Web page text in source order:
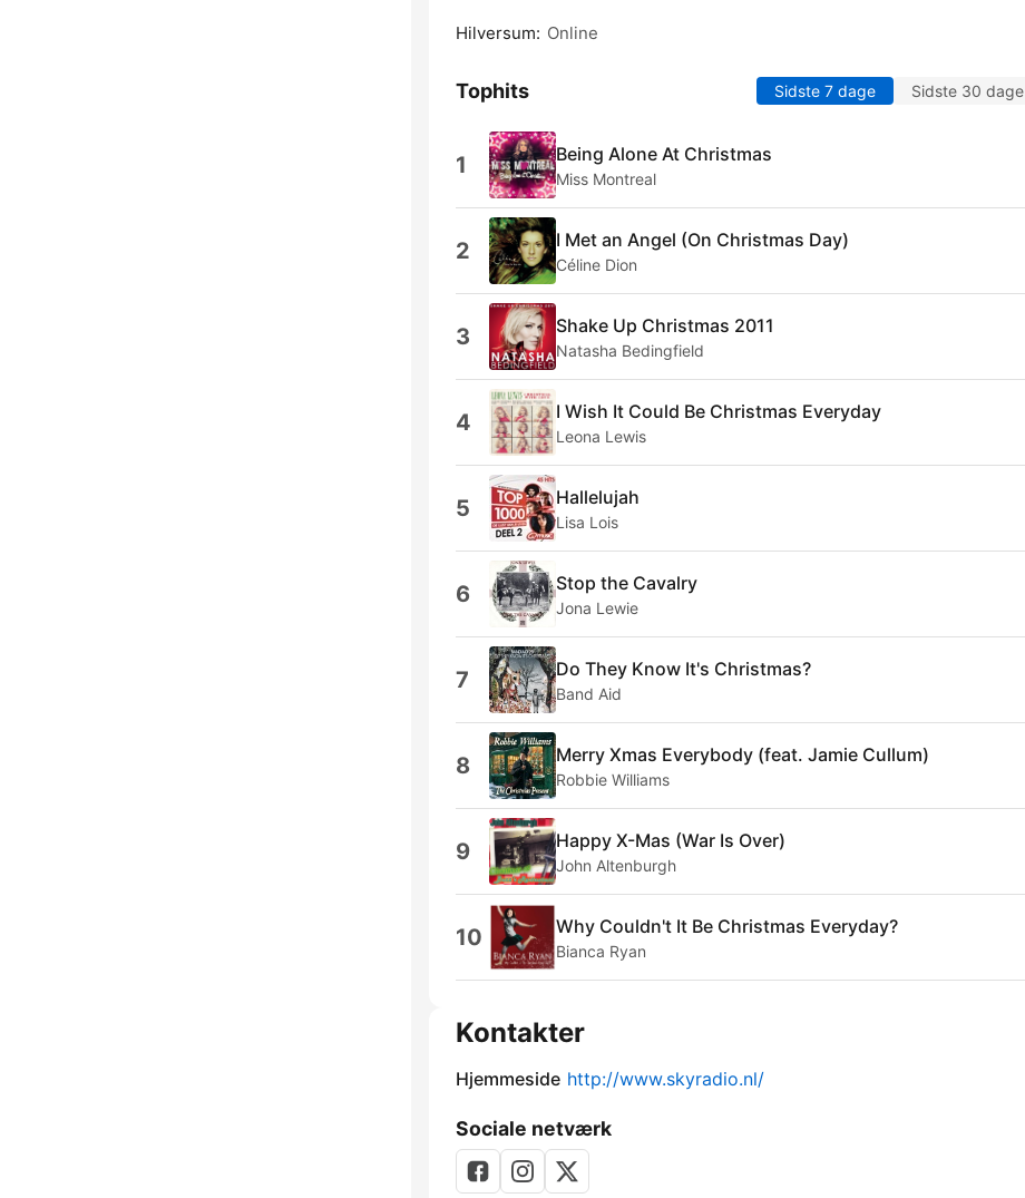
Hilversum: Online
Tophits Sidste 7 dage Sidste 30 dage
1 Being Alone At Christmas
Miss Montreal
2 I Met an Angel (On Christmas Day)
Céline Dion
3 Shake Up Christmas 2011
Natasha Bedingfield
4 I Wish It Could Be Christmas Everyday
Leona Lewis
5 Hallelujah
Lisa Lois
6 Stop the Cavalry
Jona Lewie
7 Do They Know It's Christmas?
Band Aid
8 Merry Xmas Everybody (feat. Jamie Cullum)
Robbie Williams
9 Happy X-Mas (War Is Over)
John Altenburgh
10 Why Couldn't It Be Christmas Everyday?
Bianca Ryan
Kontakter
Hjemmeside http://www.skyradio.nl/
Sociale netværk